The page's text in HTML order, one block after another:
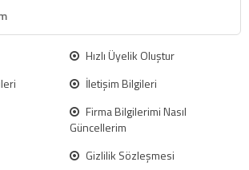
Hızlı Üyelik Oluştur
İletişim Bilgileri
Firma Bilgilerimi Nasıl
Güncellerim
Gizlilik Sözleşmesi